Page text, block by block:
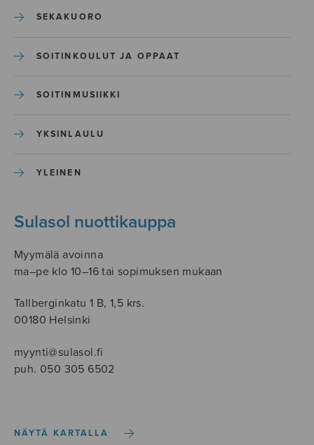
SEKAKUORO
SOITINKOULUT JA OPPAAT
SOITINMUSIIKKI
YKSINLAULU
YLEINEN
Sulasol nuottikauppa
Myymälä avoinna
ma–pe klo 10–16 tai sopimuksen mukaan
Tallberginkatu 1 B, 1,5 krs.
00180 Helsinki
myynti@sulasol.fi
puh. 050 305 6502
NÄYTÄ KARTALLA